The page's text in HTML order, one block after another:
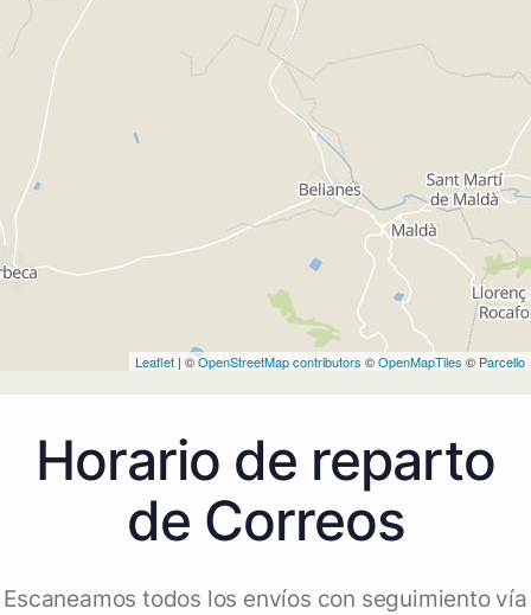
Leaflet | ©OpenStreetMap contributors ©OpenMapTiles © Parcello
Horario de reparto
de Correos
Escaneamos todos los envíos con seguimiento vía